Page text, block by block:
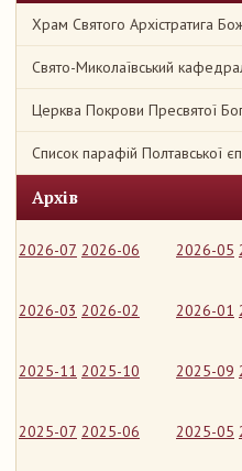
Храм Святого Архістратига
Свято-Миколаївський
Церква Покрови Пресвятої
Список парафій Полтавської
Архів
2026-07 2026-06 2026-05
2026-03 2026-02 2026-01
2025-11 2025-10 2025-09
2025-07 2025-06 2025-05